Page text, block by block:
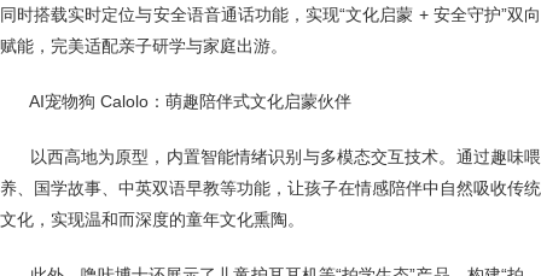
同时搭载实时定位与安全语音通话功能，实现“文化启蒙 + 安全守护”双向
赋能，完美适配亲子研学与家庭出游。
AI宠物狗 Calolo：萌趣陪伴式文化启蒙伙伴
以西高地为原型，内置智能情绪识别与多模态交互技术。通过趣味喂
养、国学故事、中英双语早教等功能，让孩子在情感陪伴中自然吸收传统
文化，实现温和而深度的童年文化熏陶。